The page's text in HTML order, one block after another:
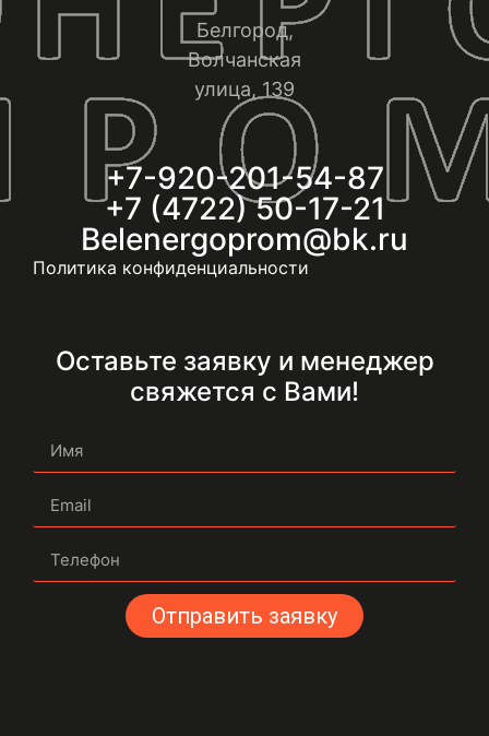
Белгород,
Волчанская
улица, 139
+7-920-201-54-87
+7 (4722) 50-17-21
Belenergoprom@bk.ru
Политика конфиденциальности
Оставьте заявку и менеджер
свяжется с Вами!
Отправить заявку